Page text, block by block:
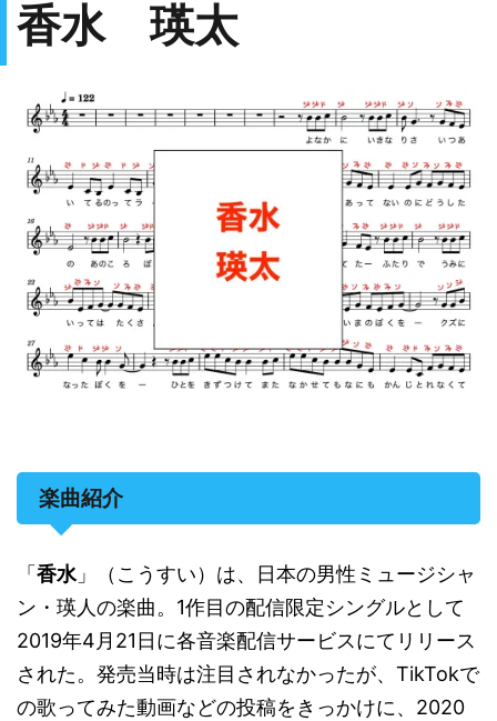
香水 瑛太
楽曲紹介
「 香水」（こうすい）は、日本の男性ミュージシャ
ン・瑛人の楽曲。1作目の配信限定シングルとして
2019年4月21日に各音楽配信サービスにてリリース
された。発売当時は注目されなかったが、TikTokで
の歌ってみた動画などの投稿をきっかけに、2020